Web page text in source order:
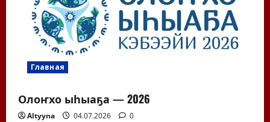
о
а
Главная
Олоҥхо ыһыаҕа — 2026
Altyyna 04.07.2026 0